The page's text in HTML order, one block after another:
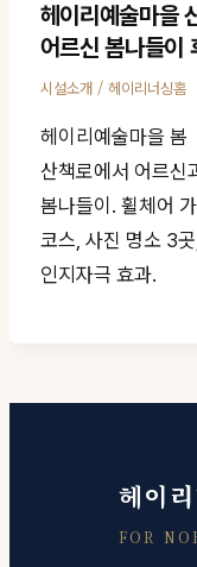
헤이리예술마을
어르신 봄나들이
시설소개/ 헤이리너싱홈
헤이리예술마을 봄
산책로에서 어르신
봄나들이. 휠체어
코스, 사진 명소 3
인지자극 효과.
헤이
FOR